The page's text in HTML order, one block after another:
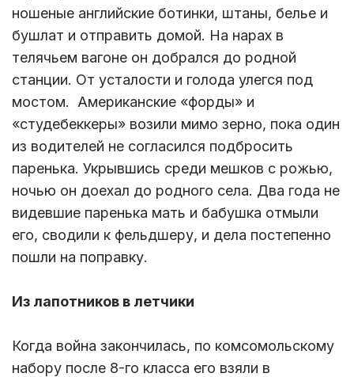
ношеные английские ботинки, штаны, белье и
бушлат и отправить домой. На нарах в
телячьем вагоне он добрался до родной
станции. От усталости и голода улегся под
мостом. Американские «форды» и
«студебеккеры» возили мимо зерно, пока один
из водителей не согласился подбросить
паренька. Укрывшись среди мешков с рожью,
ночью он доехал до родного села. Два года не
видевшие паренька мать и бабушка отмыли
его, сводили к фельдшеру, и дела постепенно
пошли на поправку.
Из лапотников в летчики
Когда война закончилась, по комсомольскому
набору после 8-го класса его взяли в